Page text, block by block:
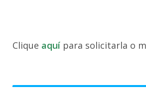
Clique aquí para solicitarla o